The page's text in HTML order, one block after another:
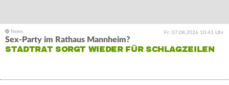
Fr. 07.08.2026 10:41 Uhr
Sex-Party im Rathaus Mannheim?
STADTRAT SORGT WIEDER FÜR SCHLAGZEILEN